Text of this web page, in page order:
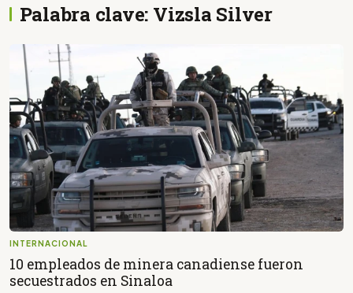
Palabra clave: Vizsla Silver
INTERNACIONAL
10 empleados de minera canadiense fueron
secuestrados en Sinaloa
Listar destinos
tasa minera que rige en
Ecuador?